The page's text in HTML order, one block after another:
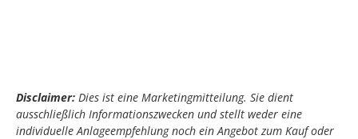
Disclaimer: Dies ist eine Marketingmitteilung. Sie dient
ausschließlich Informationszwecken und stellt weder eine
individuelle Anlageempfehlung noch ein Angebot zum Kauf oder